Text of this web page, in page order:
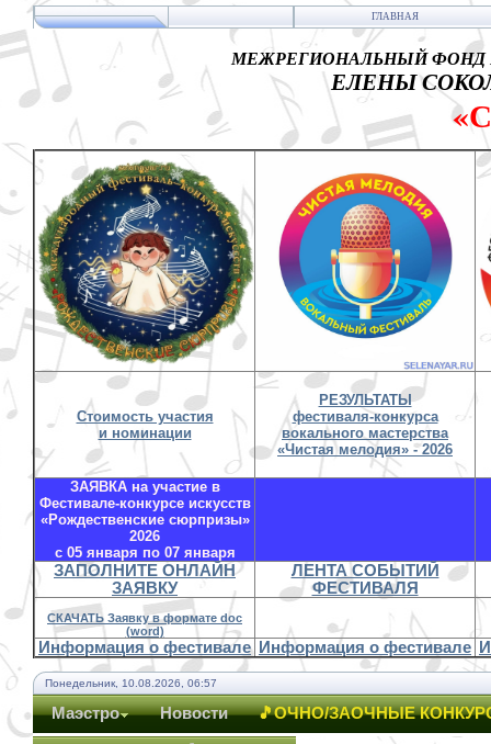
ГЛАВНАЯ
МЕЖРЕГИОНАЛЬНЫЙ ФОНД
ЕЛЕНЫ
Стоимость участия
и номинации
РЕЗУЛЬТАТЫ
фестиваля-конкурса
вокального мастерства
«Чистая мелодия» - 2026
ЗАЯВКА на участие в
Фестивале-конкурсе искусств
«Рождественские сюрпризы»
2026
с 05 января по 07 января
ЗАПОЛНИТЕ ОНЛАЙН
ЗАЯВКУ
ЛЕНТА СОБЫТИЙ
ФЕСТИВАЛЯ
СКАЧАТЬ Заявку в формате doc
(word)
Информация о фестивале Информация о фестивале
Понедельник, 10.08.2026, 06:57
Маэстро Новости 🎵ОЧНО/ЗАОЧНЫЕ